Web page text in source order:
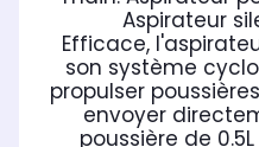
Aspirateur
Efficace,
son système
propulser
envoyer
poussière de